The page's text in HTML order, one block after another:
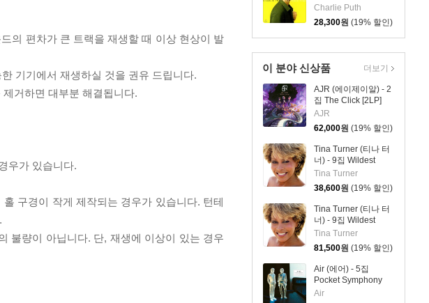
Mind [LP]
Charlie Puth
28,300원 (19% 할인)
이 분야 신상품
AJR (에이제이알) - 2
집 The Click [2LP]
AJR
62,000원 (19% 할인)
Tina Turner (티나 터
너) - 9집 Wildest
Dreams 2026
Tina Turner
38,600원 (19% 할인)
Tina Turner (티나 터
너) - 9집 Wildest
Dreams 2026 [2LP]
Tina Turner
81,500원 (19% 할인)
Air (에어) - 5집
Pocket Symphony
[클리어 컬러 2LP]
Air
더보기
의 편차가 큰 트랙을 재생할 때 이상 현상이 발
기기에서 재생하실 것을 권유 드립니다.
거하면 대부분 해결됩니다.
우가 있습니다.
구경이 작게 제작되는 경우가 있습니다. 턴테
불량이 아닙니다. 단, 재생에 이상이 있는 경우